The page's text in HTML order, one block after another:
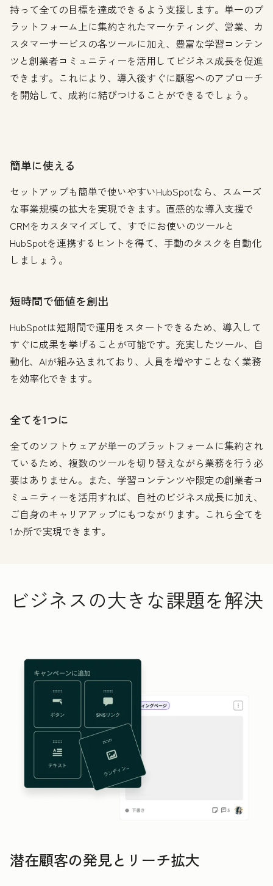
持って全ての目標を達成できるよう支援します。単一のプ
ラットフォーム上に集約されたマーケティング、営業、カ
スタマーサービスの各ツールに加え、豊富な学習コンテン
ツと創業者コミュニティーを活用してビジネス成長を促進
できます。これにより、導入後すぐに顧客へのアプローチ
を開始して、成約に結びつけることができるでしょう。
簡単に使える
セットアップも簡単で使いやすいHubSpotなら、スムーズ
な事業規模の拡大を実現できます。直感的な導入支援で
CRMをカスタマイズして、すでにお使いのツールと
HubSpotを連携するヒントを得て、手動のタスクを自動化
しましょう。
短時間で価値を創出
HubSpotは短期間で運用をスタートできるため、導入して
すぐに成果を挙げることが可能です。充実したツール、自
動化、AIが組み込まれており、人員を増やすことなく業務
を効率化できます。
全てを1つに
全てのソフトウェアが単一のプラットフォームに集約され
ているため、複数のツールを切り替えながら業務を行う必
要はありません。また、学習コンテンツや限定の創業者コ
ミュニティーを活用すれば、自社のビジネス成長に加え、
ご自身のキャリアアップにもつながります。これら全てを
1か所で実現できます。
ビジネスの大きな課題を解決
潜在顧客の発見とリーチ拡大